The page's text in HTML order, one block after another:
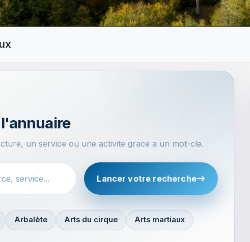
un service ou une activite grace a un mot-cle.
Lancer votre recherche
Arbalète Arts du cirque Arts martiaux